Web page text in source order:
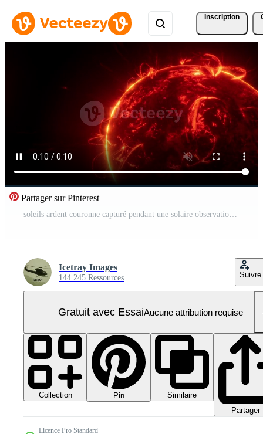
Inscription
Partager sur Pinterest
soleils ardent couronne capturé pendant une solaire observation un événement dans une foncé réglage Vidéo Pro
Icetray Images
144 245 Ressources Suivre
Gratuit avec EssaiAucune attribution requise
Collection Pin
Similaire
Partager
Licence Pro Standard